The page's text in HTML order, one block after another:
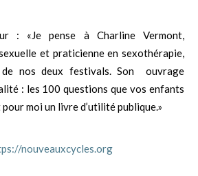
: «Je pense à Charline Vermont,
et praticienne en sexothérapie,
nos deux festivals. Son ouvrage
: les 100 questions que vos enfants
moi un livre d’utilité publique.»
nouveauxcycles.org